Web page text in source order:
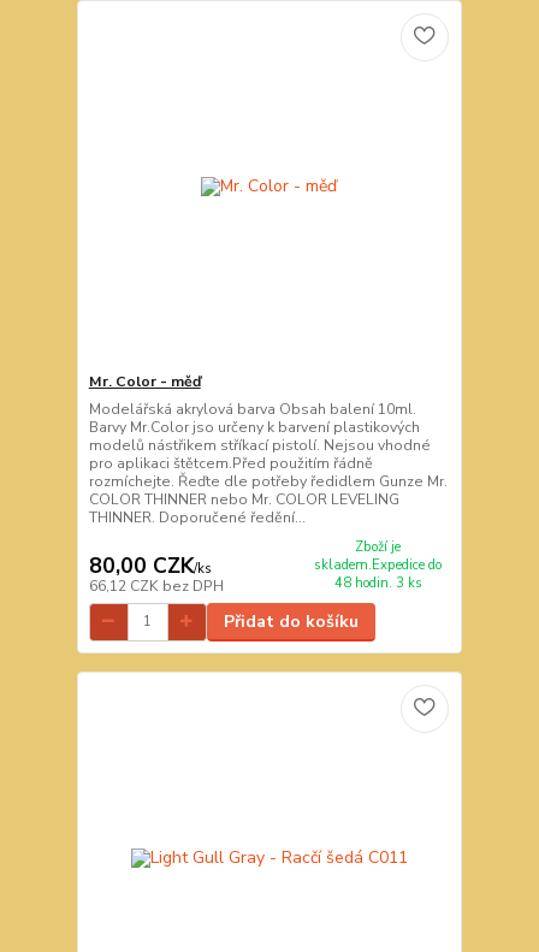
Mr. Color - měď
Modelářská akrylová barva Obsah balení 10ml.
Barvy Mr.Color jso určeny k barvení plastikových
modelů nástřikem stříkací pistolí. Nejsou vhodné
pro aplikaci štětcem.Před použitím řádně
rozmíchejte. Řeďte dle potřeby ředidlem Gunze Mr.
COLOR THINNER nebo Mr. COLOR LEVELING
THINNER. Doporučené ředění...
80,00 CZK/ks
66,12 CZK bez DPH
Zboží je
skladem.Expedice do
48 hodin. 3 ks
Přidat do košíku